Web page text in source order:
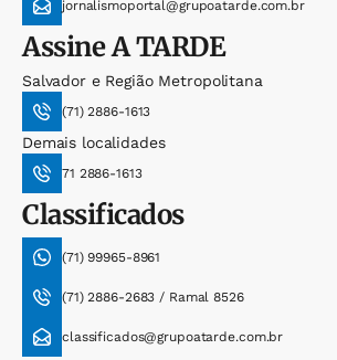
jornalismoportal@grupoatarde.com.br
AssineA TARDE
Salvador e Região Metropolitana
(71) 2886-1613
Demais localidades
71 2886-1613
Classificados
(71) 99965-8961
(71) 2886-2683 / Ramal 8526
classificados@grupoatarde.com.br